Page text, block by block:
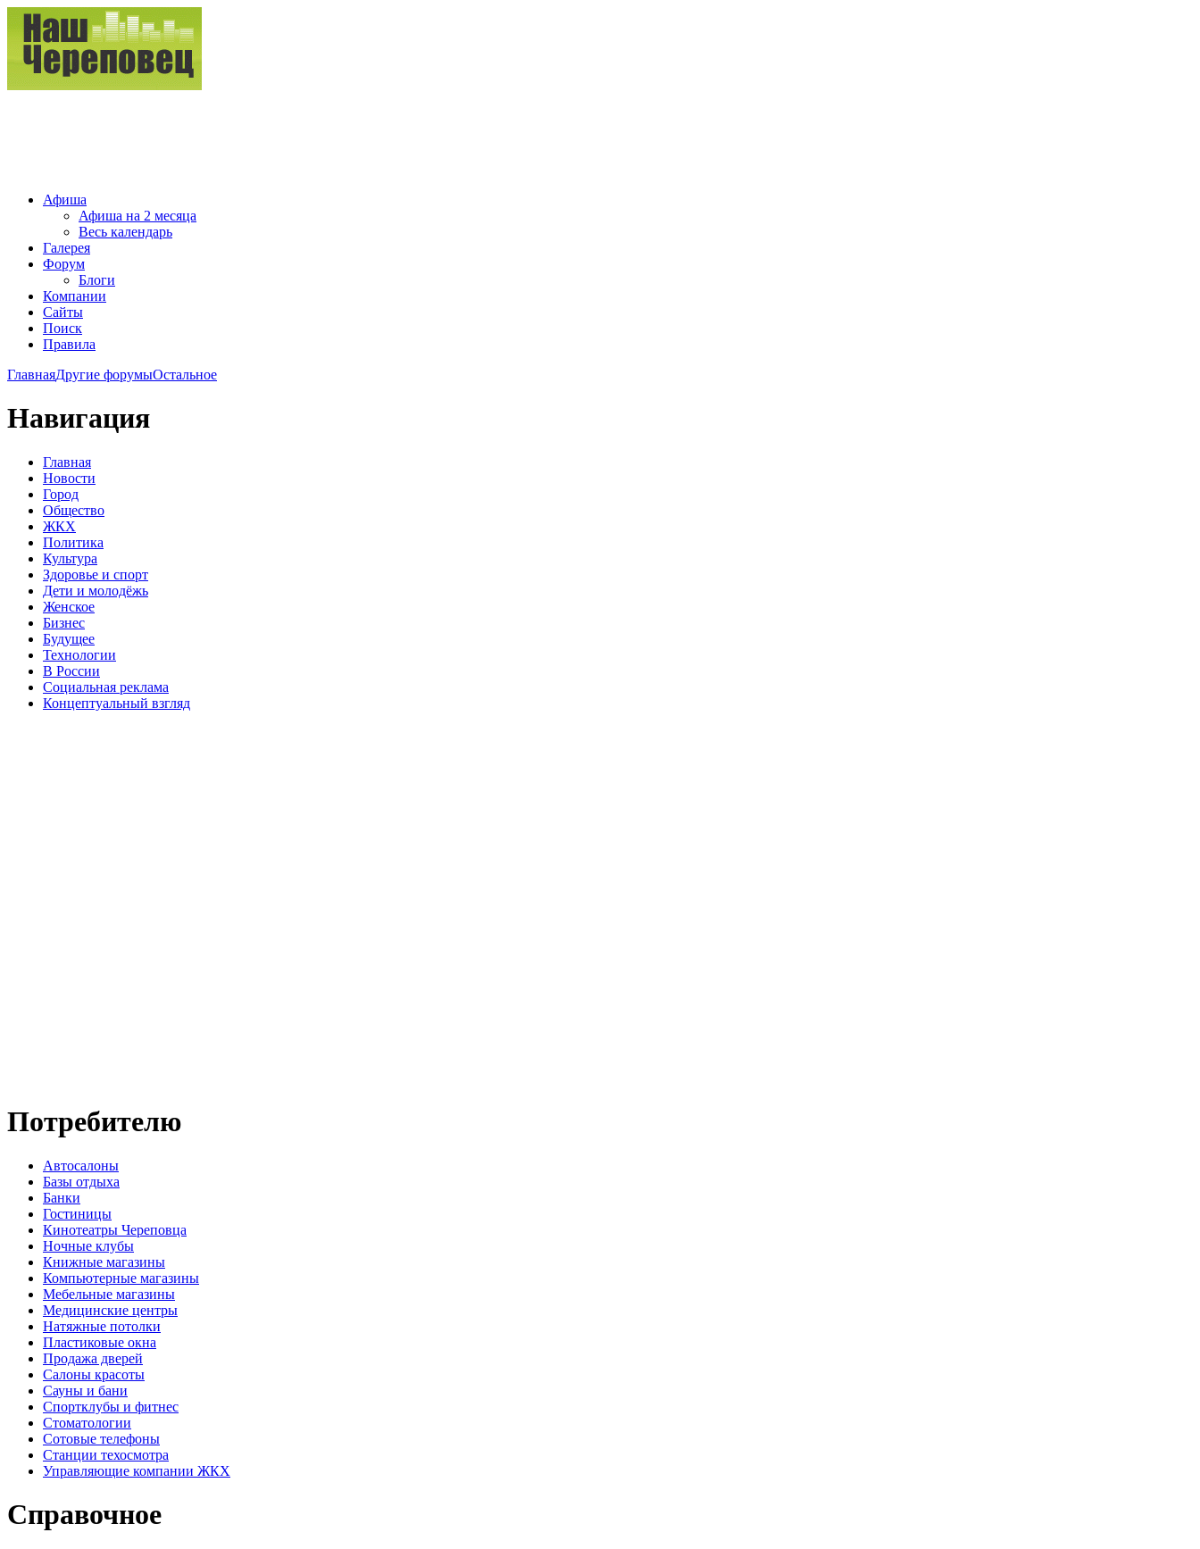
Афиша
Афиша на 2 месяца
Весь календарь
Галерея
Форум
Блоги
Компании
Сайты
Поиск
Правила
ГлавнаяДругие форумыОстальное
Навигация
Главная
Новости
Город
Общество
ЖКХ
Политика
Культура
Здоровье и спорт
Дети и молодёжь
Женское
Бизнес
Будущее
Технологии
В России
Социальная реклама
Концептуальный взгляд
Потребителю
Автосалоны
Базы отдыха
Банки
Гостиницы
Кинотеатры Череповца
Ночные клубы
Книжные магазины
Компьютерные магазины
Мебельные магазины
Медицинские центры
Натяжные потолки
Пластиковые окна
Продажа дверей
Салоны красоты
Сауны и бани
Спортклубы и фитнес
Стоматологии
Сотовые телефоны
Станции техосмотра
Управляющие компании ЖКХ
Справочное